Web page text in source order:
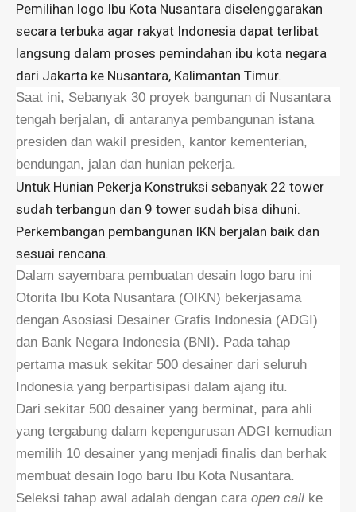
Pemilihan logo Ibu Kota Nusantara diselenggarakan
secara terbuka agar rakyat Indonesia dapat terlibat
langsung dalam proses pemindahan ibu kota negara
dari Jakarta ke Nusantara, Kalimantan Timur.
Saat ini, Sebanyak 30 proyek bangunan di Nusantara
tengah berjalan, di antaranya pembangunan istana
presiden dan wakil presiden, kantor kementerian,
bendungan, jalan dan hunian pekerja.
Untuk Hunian Pekerja Konstruksi sebanyak 22 tower
sudah terbangun dan 9 tower sudah bisa dihuni.
Perkembangan pembangunan IKN berjalan baik dan
sesuai rencana.
Dalam sayembara pembuatan desain logo baru ini
Otorita Ibu Kota Nusantara (OIKN) bekerjasama
dengan Asosiasi Desainer Grafis Indonesia (ADGI)
dan Bank Negara Indonesia (BNI). Pada tahap
pertama masuk sekitar 500 desainer dari seluruh
Indonesia yang berpartisipasi dalam ajang itu.
Dari sekitar 500 desainer yang berminat, para ahli
yang tergabung dalam kepengurusan ADGI kemudian
memilih 10 desainer yang menjadi finalis dan berhak
membuat desain logo baru Ibu Kota Nusantara.
Seleksi tahap awal adalah dengan cara open call ke